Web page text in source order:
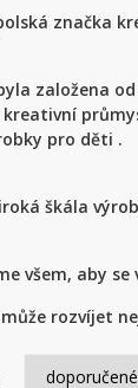
značka
založena
pro děti .
škála
všem, aby
rozvíjet